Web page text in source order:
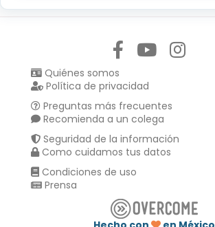
Quiénes somos
Política de privacidad
Preguntas más frecuentes
Recomienda a un colega
Seguridad de la información
Como cuidamos tus datos
Condiciones de uso
Prensa